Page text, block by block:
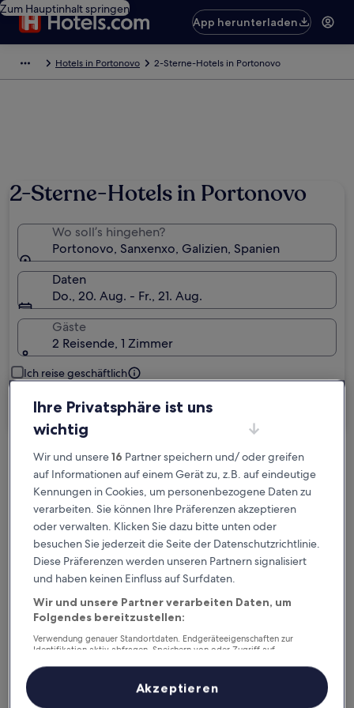
Zum Hauptinhalt springen
App herunterladen
Hotels in Portonovo 2-Sterne-Hotels in Portonovo
2-Sterne-Hotels in Portonovo
Wo soll’s hingehen?
Portonovo, Sanxenxo, Galizien, Spanien
Daten
Do., 20. Aug. - Fr., 21. Aug.
Gäste
2 Reisende, 1 Zimmer
Ich reise geschäftlich
Suchen
Kostenlose Stornierung bei
Planänderungen
Verdiene Prämien für jede
wahrgenommene Übernachtung
Überprüfe die Preise für diese Daten
Ihre Privatsphäre ist uns
wichtig
Wir und unsere16 Partner speichern und/ oder greifen
auf Informationen auf einem Gerät zu, z.B. auf eindeutige
Kennungen in Cookies, um personenbezogene Daten zu
verarbeiten. Sie können Ihre Präferenzen akzeptieren
oder verwalten. Klicken Sie dazu bitte unten oder
besuchen Sie jederzeit die Seite der Datenschutzrichtlinie.
Diese Präferenzen werden unseren Partnern signalisiert
und haben keinen Einfluss auf Surfdaten.
Wir und unsere Partner verarbeiten Daten, um
Folgendes bereitzustellen:
Verwendung genauer Standortdaten. Endgeräteeigenschaften zur
Identifikation aktiv abfragen. Speichern von oder Zugriff auf
Inhalte, Messung von Werbeleistung und der Performance von Inhalten,
Zielgruppenforschung sowie Entwicklung und Verbesserung von
Akzeptieren